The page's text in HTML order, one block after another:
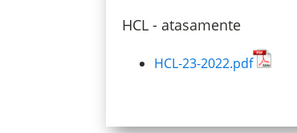
HCL - atasamente
HCL-23-2022.pdf